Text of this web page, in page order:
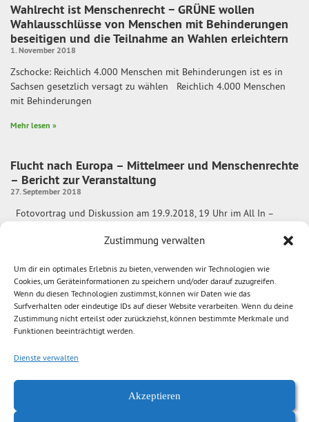
Zustimmung verwalten
Um dir ein optimales Erlebnis zu bieten, verwenden wir Technologien wie
Cookies, um Geräteinformationen zu speichern und/oder darauf zuzugreifen.
Wenn du diesen Technologien zustimmst, können wir Daten wie das
Surfverhalten oder eindeutige IDs auf dieser Website verarbeiten. Wenn du deine
Zustimmung nicht erteilst oder zurückziehst, können bestimmte Merkmale und
Funktionen beeinträchtigt werden.
Dienste verwalten
Akzeptieren
Wahlrecht ist Menschenrecht − GRÜNE wollen
Wahlausschlüsse von Menschen mit Behinderungen
beseitigen und die Teilnahme an Wahlen erleichtern
1. November 2018
Zschocke: Reichlich 4.000 Menschen mit Behinderungen ist es in
Sachsen gesetzlich versagt zu wählen Reichlich 4.000 Menschen
mit Behinderungen
Mehr lesen »
Flucht nach Europa – Mittelmeer und Menschenrechte
– Bericht zur Veranstaltung
27. September 2018
Fotovortrag und Diskussion am 19.9.2018, 19 Uhr im All In –
Flucht nach Europa – Mittelmeer und Menschenrechte
3. September 2018
Fotovortrag mit Podiumsdiskussion am 19. September 2018, 19-21
Chemnitz)
Mehr lesen »
2 3 4